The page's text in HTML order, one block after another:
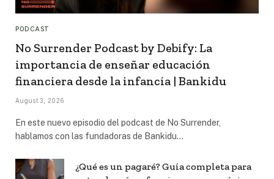
PODCAST
No Surrender Podcast by Debify: La
importancia de enseñar educación
financiera desde la infancia | Bankidu
August 3, 2026
En este nuevo episodio del podcast de No Surrender,
hablamos con las fundadoras de Bankidu…
¿Qué es un pagaré? Guía completa para